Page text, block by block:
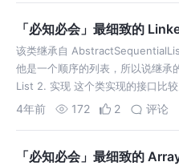
「必知必会」最细致的
该类继承自
他是一个顺序的列表，所以说继承
List 2. 实现 这个类实现的接口比较
4年前 172 2 评论
「必知必会」最细致的